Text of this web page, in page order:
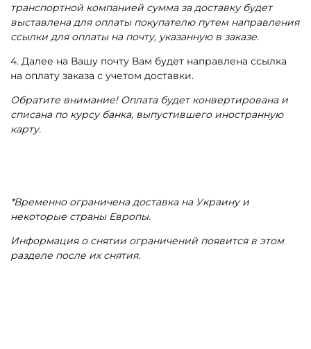
транспортной компанией сумма за доставку будет
выставлена для оплаты покупателю путем направления
ссылки для оплаты на почту, указанную в заказе.
4. Далее на Вашу почту Вам будет направлена ссылка
на оплату заказа с учетом доставки.
Обратите внимание! Оплата будет конвертирована и
списана по курсу банка, выпустившего иностранную
карту.
*Временно ограничена доставка на Украину и
некоторые страны Европы.
Информация о снятии ограничений появится в этом
разделе после их снятия.